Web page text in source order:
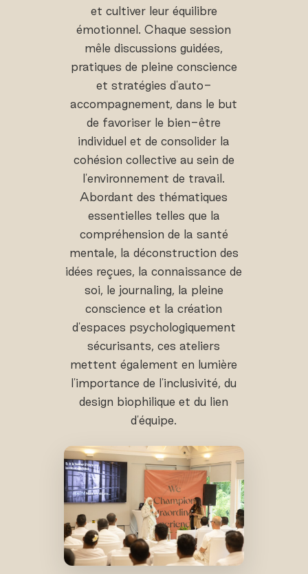
et cultiver leur équilibre
émotionnel. Chaque session
mêle discussions guidées,
pratiques de pleine conscience
et stratégies d'auto-
accompagnement, dans le but
de favoriser le bien-être
individuel et de consolider la
cohésion collective au sein de
l'environnement de travail.
Abordant des thématiques
essentielles telles que la
compréhension de la santé
mentale, la déconstruction des
idées reçues, la connaissance de
soi, le journaling, la pleine
conscience et la création
d'espaces psychologiquement
sécurisants, ces ateliers
mettent également en lumière
l'importance de l'inclusivité, du
design biophilique et du lien
d'équipe.